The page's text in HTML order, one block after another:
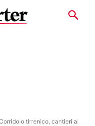
tirrenico, cantieri al